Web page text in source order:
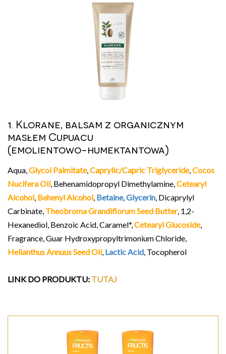
1. Klorane, balsam z organicznym
masłem Cupuacu
(emolientowo-humektantowa)
Aqua,Glycol Palmitate,Caprylic/Capric Triglyceride,Cocos
Nucifera Oil, Behenamidopropyl Dimethylamine,Cetearyl
Alcohol, Behenyl Alcohol, Betaine,Glycerin, Dicaprylyl
Carbinate, Theobroma Grandiflorum Seed Butter, 1,2-
Hexanediol, Benzoic Acid, Caramel*,Cetearyl Glucoside,
Fragrance, Guar Hydroxypropyltrimonium Chloride,
Helianthus Annuus Seed Oil, Lactic Acid, Tocopherol
LINK DO PRODUKTU: TUTAJ